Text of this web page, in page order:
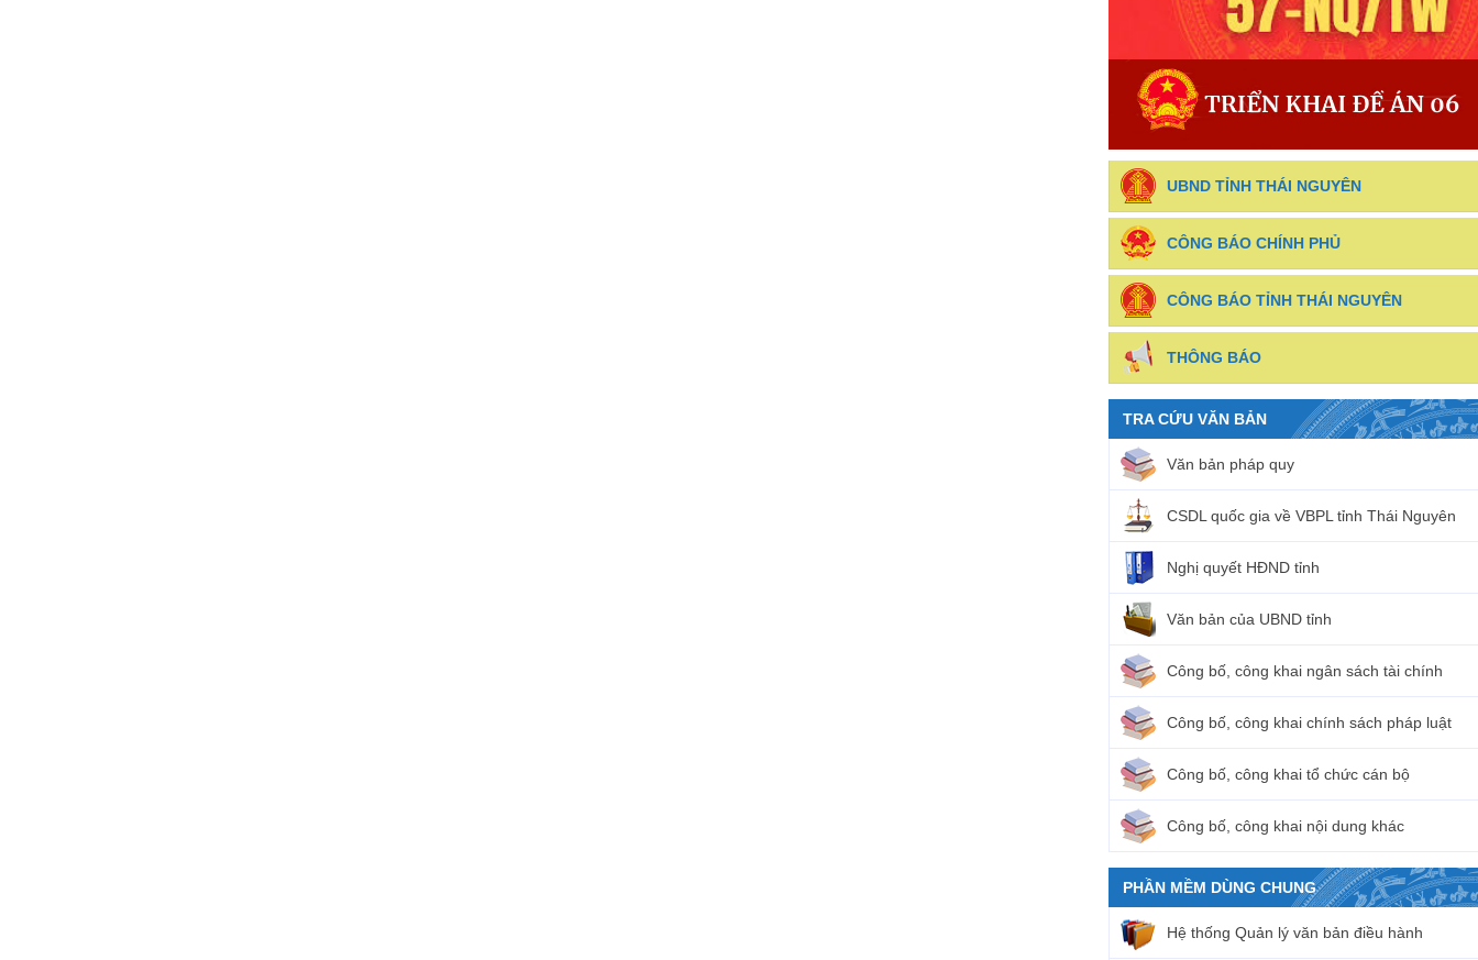
UBND TỈNH THÁI NGUYÊN
CÔNG BÁO CHÍNH PHỦ
CÔNG BÁO TỈNH THÁI NGUYÊN
THÔNG BÁO
TRA CỨU VĂN BẢN
Văn bản pháp quy
CSDL quốc gia về VBPL tỉnh Thái Nguyên
Nghị quyết HĐND tỉnh
Văn bản của UBND tỉnh
Công bố, công khai ngân sách tài chính
Công bố, công khai chính sách pháp luật
Công bố, công khai tổ chức cán bộ
Công bố, công khai nội dung khác
PHẦN MỀM DÙNG CHUNG
Hệ thống Quản lý văn bản điều hành